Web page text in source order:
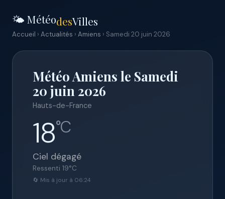
🌤️ MétéodesVilles
Accueil › Actualités › Amiens › Samedi 20 juin 2026
Météo Amiens le Samedi
20 juin 2026
Hauts-de-France
18°C
Ciel dégagé
Ressenti 19°C
🔄 Mis à jour à 06:24